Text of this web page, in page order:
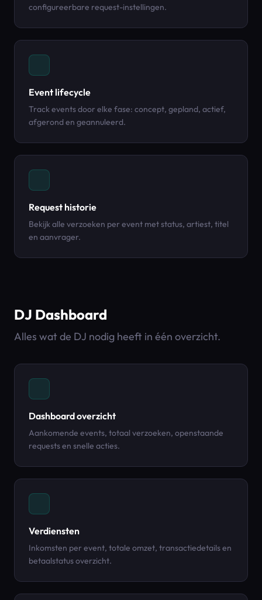
configureerbare request-instellingen.
Event lifecycle
Track events door elke fase: concept, gepland, actief,
afgerond en geannuleerd.
Request historie
Bekijk alle verzoeken per event met status, artiest, titel
en aanvrager.
DJ Dashboard
Alles wat de DJ nodig heeft in één overzicht.
Dashboard overzicht
Aankomende events, totaal verzoeken, openstaande
requests en snelle acties.
Verdiensten
Inkomsten per event, totale omzet, transactiedetails en
betaalstatus overzicht.